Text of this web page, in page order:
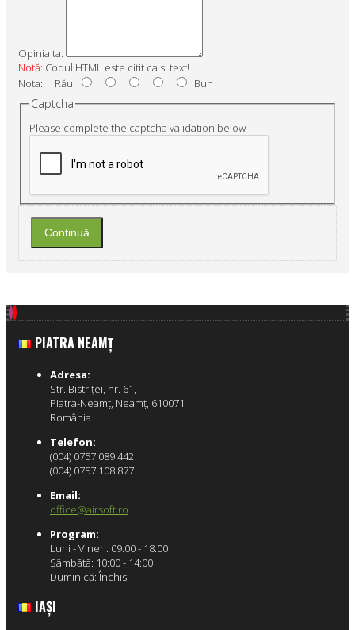
Opinia ta:
Notă: Codul HTML este citit ca si text!
Nota: Rău Bun
Captcha
Please complete the captcha validation below
Continuă
PIATRA NEAMŢ
Adresa:
Str. Bistriţei, nr. 61,
Piatra-Neamţ, Neamţ, 610071
România
Telefon:
(004) 0757.089.442
(004) 0757.108.877
Email:
office@airsoft.ro
Program:
Luni - Vineri: 09:00 - 18:00
Sâmbătă: 10:00 - 14:00
Duminică: Închis
IAŞI